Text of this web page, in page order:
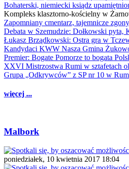
Bohaterski, niemiecki ksiądz
Kompleks klasztorno-kościelny w
Zapomniany cmentarz, tajemnicze
Debata w Szemudzie: Dołkowski pyta,
Łukasz Brządkowski: Ostra gra w
Kandydaci KWW Nasza Gmina
Premier: Bogate Pomorze to bogata
XXVI Mistrzostwa Rumi w sztafetach
Grupa „Odkrywców” z SP nr 10 w
więcej ...
Malbork
poniedziałek, 10 kwietnia 2017 18:04